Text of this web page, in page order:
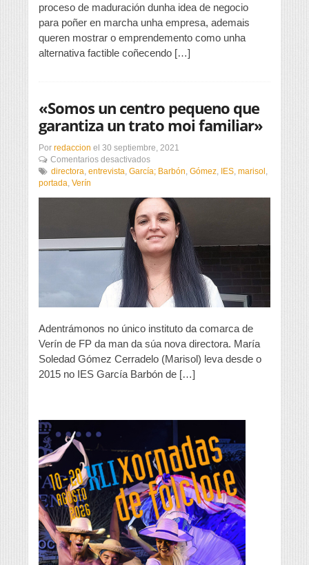
proceso de maduración dunha idea de negocio
para poñer en marcha unha empresa, ademais
queren mostrar o emprendemento como unha
alternativa factible coñecendo […]
«Somos un centro pequeno que
garantiza un trato moi familiar»
Por redaccion el 30 septiembre, 2021
Comentarios desactivadosen
«Somos
pequeno
que
garantiza
un
trato
moi
familiar»
directora, entrevista, García; Barbón, Gómez, IES, marisol,
portada, Verín
Adentrámonos no único instituto da comarca de
Verín de FP da man da súa nova directora. María
Soledad Gómez Cerradelo (Marisol) leva desde o
2015 no IES García Barbón de […]